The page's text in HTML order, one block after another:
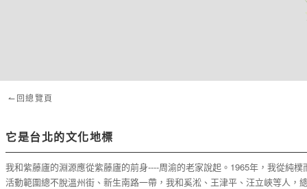
↼回總覽頁
它是台北的文化地標
我和紫藤廬的淵源應從紫藤廬的前身----周渝的老家說起。1965年，我從純
活動範圍總不脫溫州街、新生南路一帶，我和奚淞、王津平、汪立峽等人